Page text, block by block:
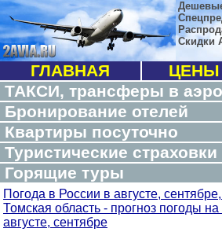
Скидки
ГЛАВНАЯ
ЦЕНЫ
ТАКСИ, трансферы в
Бронирование отелей
Квартиры посуточно
Туристические страховки
Горящие туры
Погода в России в августе,
Томская область - прогноз погоды
августе, сентябре